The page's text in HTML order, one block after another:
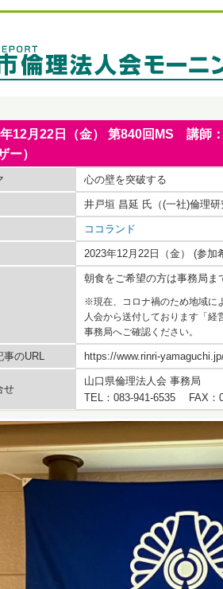
12月22日（金） 第840回MS 講師
ー）
心の壁を突破する
井戸垣 昌延 氏（(一社)倫理
ココランド
2023年12月22日（金） (参
朝食をご希望の方は事務局ま
※現在、コロナ禍のため地域に
人会から送付しております「
事務局へご確認ください。
事のURL https://www.rinri-
せ
山口県倫理法人会 事務局
TEL：083-941-6535 FAX：